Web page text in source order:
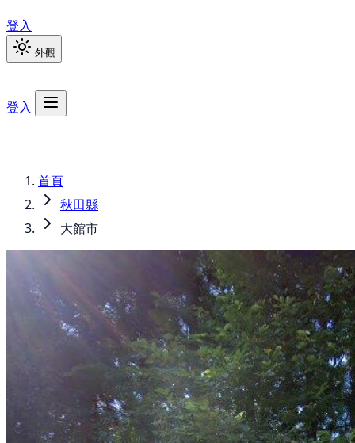
登入
外觀
登入
首頁
秋田縣
大館市